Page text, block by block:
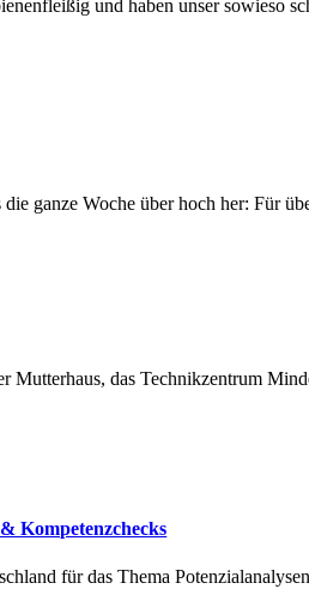
und haben unser sowieso
ganze Woche über hoch her: Für
Mutterhaus, das Technikzentrum
Kompetenzchecks
für das Thema